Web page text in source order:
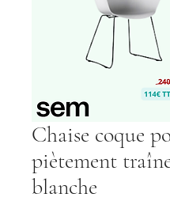
Chaise coque
piètement
blanche